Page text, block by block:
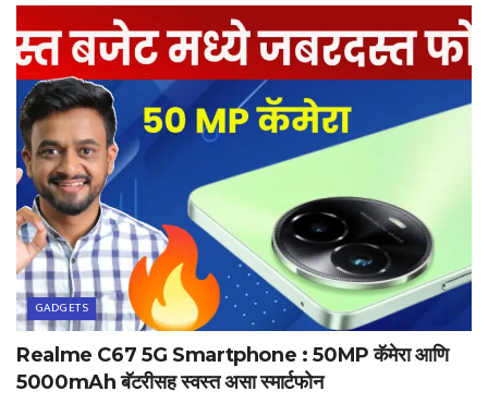
GADGETS
Realme C67 5G Smartphone : 50MP कॅमेरा आणि
5000mAh बॅटरीसह स्वस्त असा स्मार्टफोन